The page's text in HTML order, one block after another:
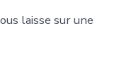
laisse sur une